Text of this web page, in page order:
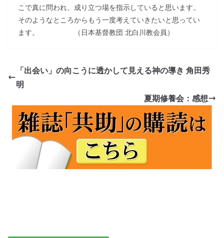
こで真に問われ、成り立つ場を指示していると思います。
そのようなところからもう一度考えていきたいと思ってい
ます。 （日本基督教団 北白川教会員）
「出会い」の向こうに透かして見える神の導き 角田秀
明
夏期修養会：感想